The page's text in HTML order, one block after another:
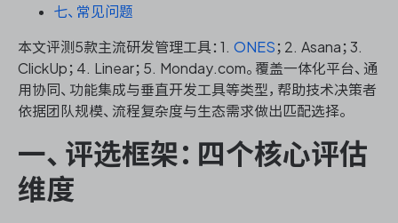
ONES 资讯
七、常见问题
本文评测5款主流研发管理工具：1. ONES ；2. Asana；3.
ClickUp；4. Linear；5. Monday.com。覆盖一体化平台、通
用协同、功能集成与垂直开发工具等类型，帮助技术决策者
依据团队规模、流程复杂度与生态需求做出匹配选择。
一、评选框架：四个核心评估
维度